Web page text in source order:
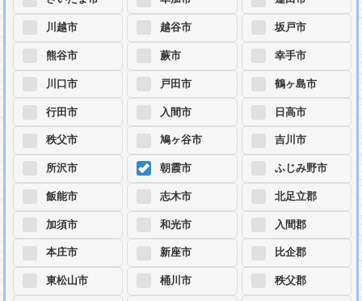
川越市
熊谷市
川口市
行田市
秩父市
所沢市
飯能市
加須市
本庄市
東松山市
越谷市
蕨市
戸田市
入間市
鳩ヶ谷市
朝霞市
志木市
和光市
新座市
桶川市
坂戸市
幸手市
鶴ヶ島市
日高市
吉川市
ふじみ野市
北足立郡
入間郡
比企郡
秩父郡